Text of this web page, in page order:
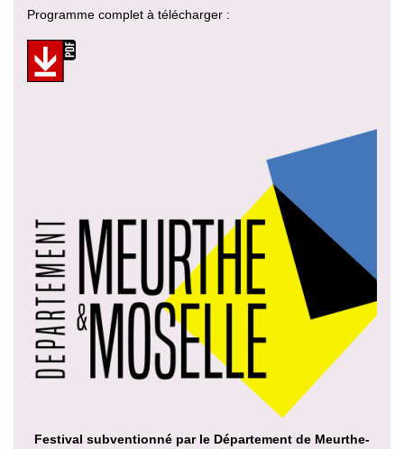
Programme complet à télécharger :
Festival subventionné par le Département de Meurthe-